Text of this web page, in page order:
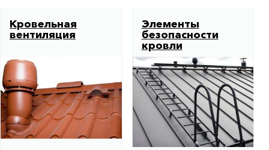
Кровельная
вентиляция
Элементы
безопасности
кровли